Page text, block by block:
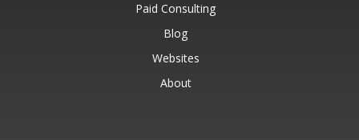
Paid Consulting
Blog
Websites
About